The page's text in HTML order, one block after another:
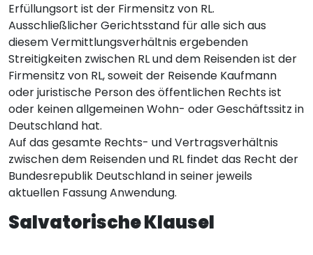
Erfüllungsort ist der Firmensitz von RL.
Ausschließlicher Gerichtsstand für alle sich aus
diesem Vermittlungsverhältnis ergebenden
Streitigkeiten zwischen RL und dem Reisenden ist der
Firmensitz von RL, soweit der Reisende Kaufmann
oder juristische Person des öffentlichen Rechts ist
oder keinen allgemeinen Wohn- oder Geschäftssitz in
Deutschland hat.
Auf das gesamte Rechts- und Vertragsverhältnis
zwischen dem Reisenden und RL findet das Recht der
Bundesrepublik Deutschland in seiner jeweils
aktuellen Fassung Anwendung.
Salvatorische Klausel